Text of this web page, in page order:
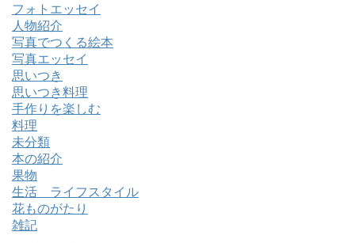
フォトエッセイ
人物紹介
写真でつくる絵本
写真エッセイ
思いつき
思いつき料理
手作りを楽しむ
料理
未分類
本の紹介
果物
生活 ライフスタイル
花ものがたり
雑記